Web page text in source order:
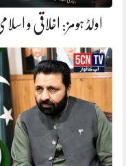
اولڈ ہومز: اخلاقی و